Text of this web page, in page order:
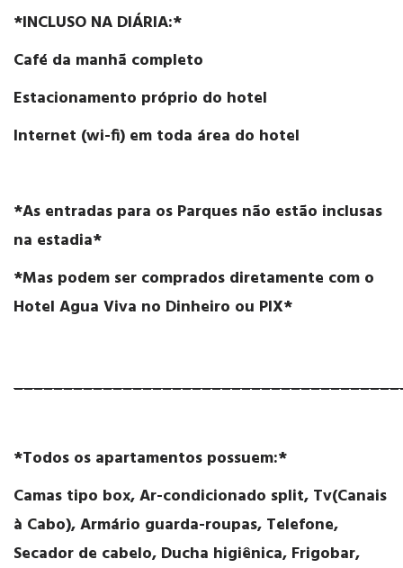
*INCLUSO NA DIÁRIA:*
Café da manhã completo
Estacionamento próprio do hotel
Internet (wi-fi) em toda área do hotel
*As entradas para os Parques não estão inclusas
na estadia*
*Mas podem ser comprados diretamente com o
Hotel Agua Viva no Dinheiro ou PIX*
*Todos os apartamentos possuem:*
Camas tipo box, Ar-condicionado split, Tv(Canais
à Cabo), Armário guarda-roupas, Telefone,
Secador de cabelo, Ducha higiênica, Frigobar,